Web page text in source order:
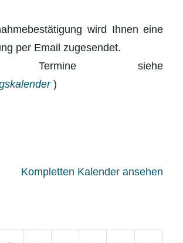
wird Ihnen eine
per Email zugesendet.
Termine siehe
)
Kompletten Kalender ansehen